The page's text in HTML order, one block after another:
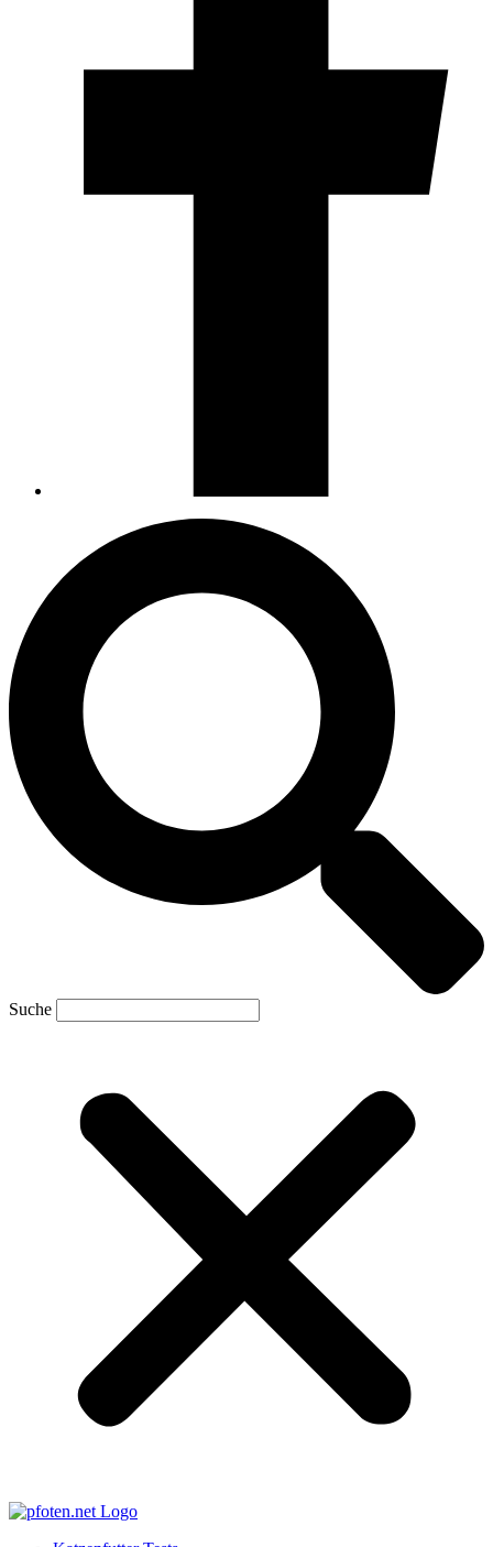
Suche